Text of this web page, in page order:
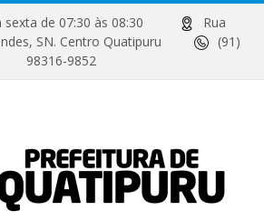
sexta de 07:30 às 08:30
Rua
SN. Centro Quatipuru
(91)
98316-9852